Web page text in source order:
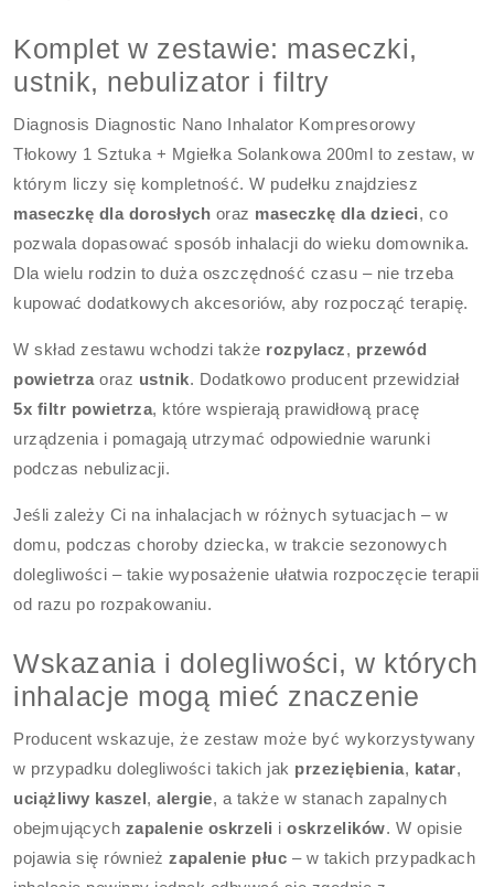
Komplet w zestawie: maseczki,
ustnik, nebulizator i filtry
Diagnosis Diagnostic Nano Inhalator Kompresorowy
Tłokowy 1 Sztuka + Mgiełka Solankowa 200ml to zestaw, w
którym liczy się kompletność. W pudełku znajdziesz
maseczkę dla dorosłych oraz maseczkę dla dzieci, co
pozwala dopasować sposób inhalacji do wieku domownika.
Dla wielu rodzin to duża oszczędność czasu – nie trzeba
kupować dodatkowych akcesoriów, aby rozpocząć terapię.
W skład zestawu wchodzi także rozpylacz, przewód
powietrza oraz ustnik. Dodatkowo producent przewidział
5x filtr powietrza, które wspierają prawidłową pracę
urządzenia i pomagają utrzymać odpowiednie warunki
podczas nebulizacji.
Jeśli zależy Ci na inhalacjach w różnych sytuacjach – w
domu, podczas choroby dziecka, w trakcie sezonowych
dolegliwości – takie wyposażenie ułatwia rozpoczęcie terapii
od razu po rozpakowaniu.
Wskazania i dolegliwości, w których
inhalacje mogą mieć znaczenie
Producent wskazuje, że zestaw może być wykorzystywany
w przypadku dolegliwości takich jak przeziębienia, katar,
uciążliwy kaszel,alergie, a także w stanach zapalnych
obejmujących zapalenie oskrzeli ioskrzelików. W opisie
pojawia się równieżzapalenie płuc – w takich przypadkach